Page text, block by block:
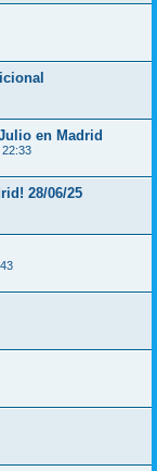
en Madrid
28/06/25